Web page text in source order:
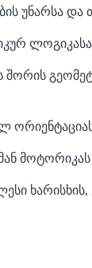
უნარსა და
შორის
მოტორიკას